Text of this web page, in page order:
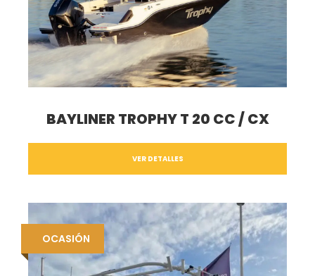
BAYLINER TROPHY T 20 CC / CX
VER DETALLES
OCASIÓN